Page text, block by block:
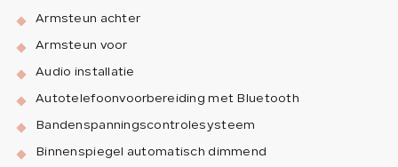
Armsteun achter
Armsteun voor
Audio installatie
Autotelefoonvoorbereiding met Bluetooth
Bandenspanningscontrolesysteem
Binnenspiegel automatisch dimmend